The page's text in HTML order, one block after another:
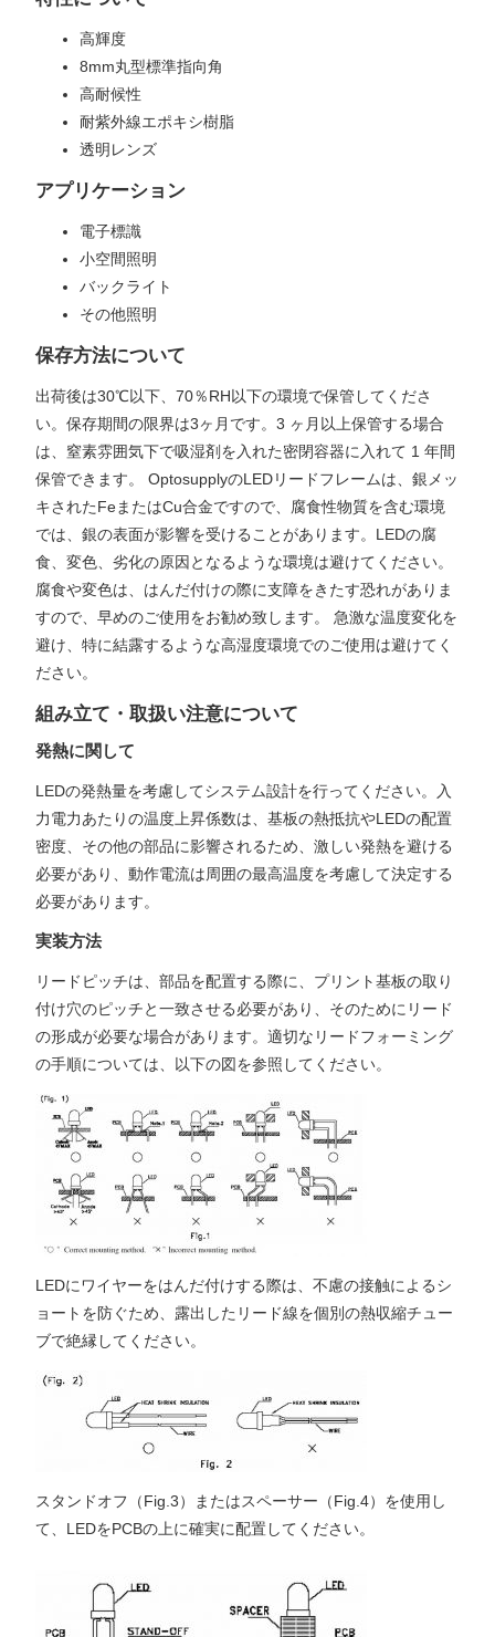
高輝度
8mm丸型標準指向角
高耐候性
耐紫外線エポキシ樹脂
透明レンズ
アプリケーション
電子標識
小空間照明
バックライト
その他照明
保存方法について
出荷後は30℃以下、70％RH以下の環境で保管してくださ
い。保存期間の限界は3ヶ月です。3 ヶ月以上保管する場合
は、窒素雰囲気下で吸湿剤を入れた密閉容器に入れて 1 年間
保管できます。 OptosupplyのLEDリードフレームは、銀メッ
キされたFeまたはCu合金ですので、腐食性物質を含む環境
では、銀の表面が影響を受けることがあります。LEDの腐
食、変色、劣化の原因となるような環境は避けてください。
腐食や変色は、はんだ付けの際に支障をきたす恐れがありま
すので、早めのご使用をお勧め致します。 急激な温度変化を
避け、特に結露するような高湿度環境でのご使用は避けてく
ださい。
組み立て・取扱い注意について
発熱に関して
LEDの発熱量を考慮してシステム設計を行ってください。入
力電力あたりの温度上昇係数は、基板の熱抵抗やLEDの配置
密度、その他の部品に影響されるため、激しい発熱を避ける
必要があり、動作電流は周囲の最高温度を考慮して決定する
必要があります。
実装方法
リードピッチは、部品を配置する際に、プリント基板の取り
付け穴のピッチと一致させる必要があり、そのためにリード
の形成が必要な場合があります。適切なリードフォーミング
の手順については、以下の図を参照してください。
LEDにワイヤーをはんだ付けする際は、不慮の接触によるシ
ョートを防ぐため、露出したリード線を個別の熱収縮チュー
ブで絶縁してください。
スタンドオフ（Fig.3）またはスペーサー（Fig.4）を使用し
て、LEDをPCBの上に確実に配置してください。